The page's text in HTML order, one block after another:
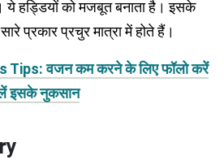
ये हड्डियों को मजबूत बनाता है। इसके
प्रकार प्रचुर मात्रा में होते हैं।
Tips: वजन कम करने के लिए फॉलो करें
इसके नुकसान